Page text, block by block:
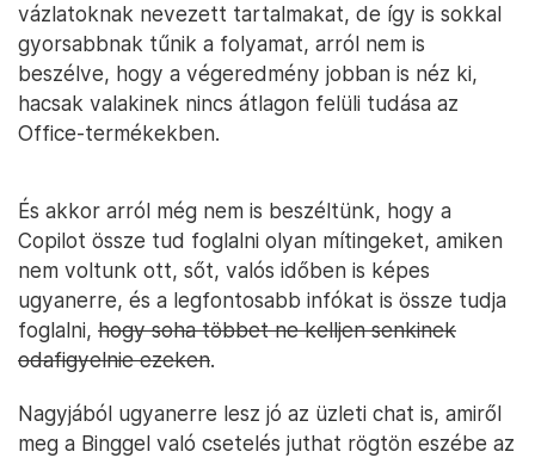
vázlatoknak nevezett tartalmakat, de így is sokkal
gyorsabbnak tűnik a folyamat, arról nem is
beszélve, hogy a végeredmény jobban is néz ki,
hacsak valakinek nincs átlagon felüli tudása az
Office-termékekben.
És akkor arról még nem is beszéltünk, hogy a
Copilot össze tud foglalni olyan mítingeket, amiken
nem voltunk ott, sőt, valós időben is képes
ugyanerre, és a legfontosabb infókat is össze tudja
foglalni, hogy soha többet ne kelljen senkinek
odafigyelnie ezeken.
Nagyjából ugyanerre lesz jó az üzleti chat is, amiről
meg a Binggel való csetelés juthat rögtön eszébe az